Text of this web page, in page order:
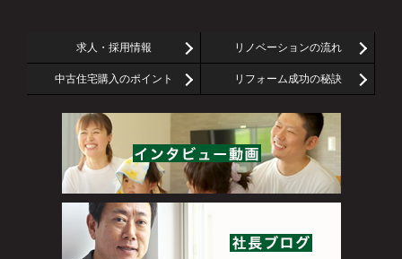
求人・採用情報 リノベーションの流れ
中古住宅購入のポイント リフォーム成功の秘訣